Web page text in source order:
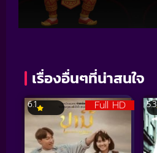
เรื่องอื่นๆที่น่าสนใจ
Full HD
6.1 5.3